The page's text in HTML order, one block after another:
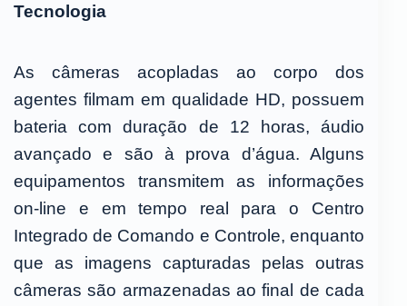
Tecnologia
As câmeras acopladas ao corpo dos
agentes filmam em qualidade HD, possuem
bateria com duração de 12 horas, áudio
avançado e são à prova d’água. Alguns
equipamentos transmitem as informações
on-line e em tempo real para o Centro
Integrado de Comando e Controle, enquanto
que as imagens capturadas pelas outras
câmeras são armazenadas ao final de cada